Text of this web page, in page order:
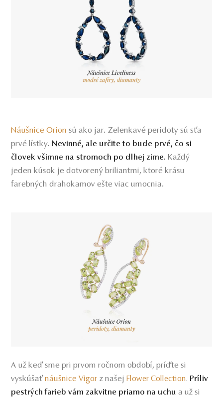
Náušnice Orion sú ako jar. Zelenkavé peridoty sú sťa
prvé lístky.Nevinné, ale určite to bude prvé, čo si
človek všimne na stromoch po dlhej zime. Každý
jeden kúsok je dotvorený briliantmi, ktoré krásu
farebných drahokamov ešte viac umocnia.
A už keď sme pri prvom ročnom období, príďte si
vyskúšať náušnice Vigor z našej Flower Collection. Príliv
pestrých farieb vám zakvitne priamo na uchu a už si